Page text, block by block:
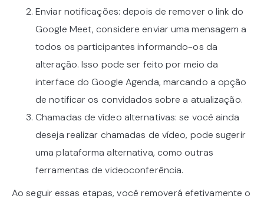
Enviar notificações: depois de remover o link do
Google Meet, considere enviar uma mensagem a
todos os participantes informando-os da
alteração. Isso pode ser feito por meio da
interface do Google Agenda, marcando a opção
de notificar os convidados sobre a atualização.
Chamadas de vídeo alternativas: se você ainda
deseja realizar chamadas de vídeo, pode sugerir
uma plataforma alternativa, como outras
ferramentas de videoconferência.
Ao seguir essas etapas, você removerá efetivamente o